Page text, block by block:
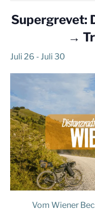
Supergrevet:
→
Juli 26 - Juli 30
Vom Wiener